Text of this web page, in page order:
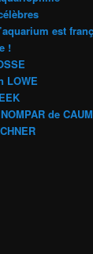
est
!
LOWE
de